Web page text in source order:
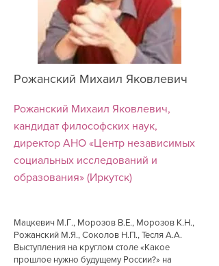
Рожанский Михаил Яковлевич
Рожанский Михаил Яковлевич,
кандидат философских наук,
директор АНО «Центр независимых
социальных исследований и
образования» (Иркутск)
Мацкевич М.Г., Морозов В.Е., Морозов К.Н.,
Рожанский М.Я., Соколов Н.П., Тесля А.А.
Выступления на круглом столе «Какое
прошлое нужно будущему России?» на